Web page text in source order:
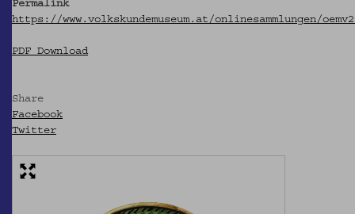
Permalink
https://www.volkskundemuseum.at/onlinesammlungen/
PDF Download
Share
Facebook
Twitter